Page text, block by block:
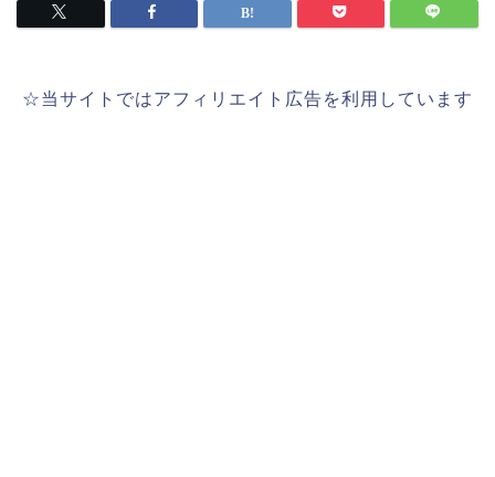
☆当サイトではアフィリエイト広告を利用しています